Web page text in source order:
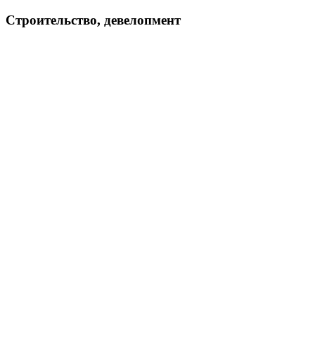
Строительство, девелопмент